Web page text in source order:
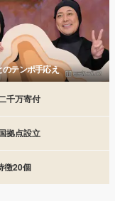
のテンポ手応え
千万寄付
拠点設立
徴20個